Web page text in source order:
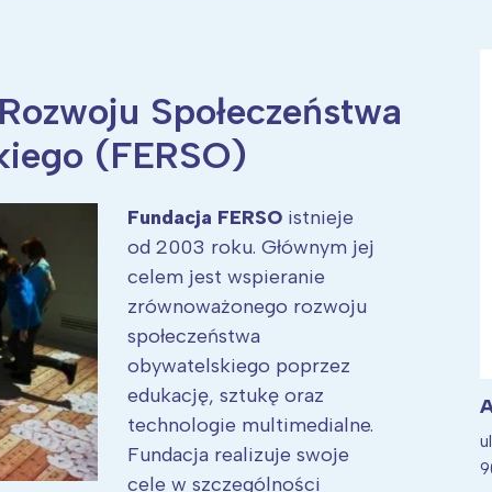
i jej płatki Pszczoła i kwitnący ul
Społeczeństwa
(FERSO)
Fundacja FERSO istnieje
od 2003 roku. Głównym jej
celem jest wspieranie
zrównoważonego rozwoju
społeczeństwa
obywatelskiego poprzez
edukację, sztukę oraz
technologie multimedialne.
Fundacja realizuje swoje
cele w szczególności